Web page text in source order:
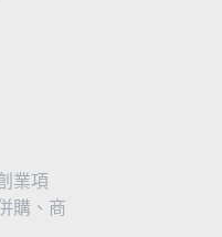
業項
購、商